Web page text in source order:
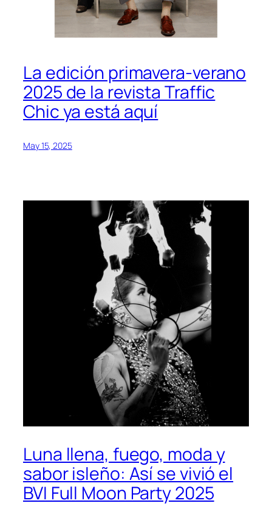
La edición primavera-verano
2025 de la revista Traffic
Chic ya está aquí
May 15, 2025
Luna llena, fuego, moda y
sabor isleño: Así se vivió el
BVI Full Moon Party 2025